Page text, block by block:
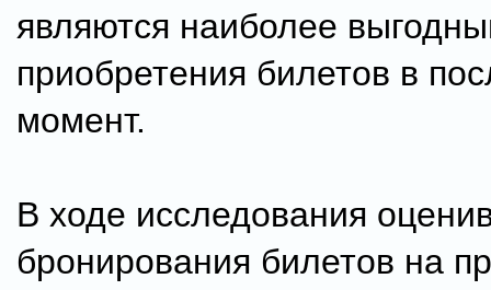
являются наиболее
приобретения билетов в
момент.
В ходе исследования
бронирования билетов на